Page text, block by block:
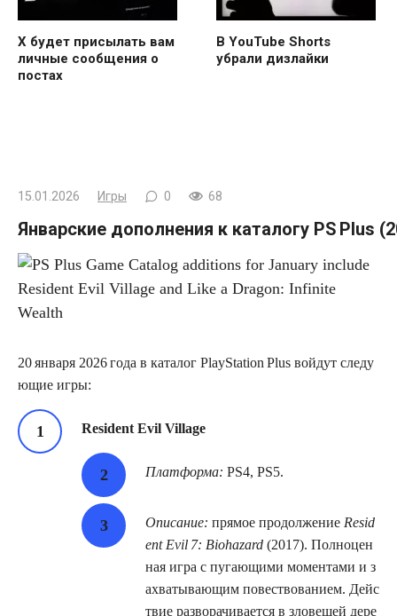
X будет присылать вам
личные сообщения о
постах
В YouTube Shorts
убрали дизлайки
15.01.2026 Игры 0 68
Январские дополнения к каталогу PS Plus
20 января 2026 года в каталог PlayStation Plus войдут следу
ющие игры:
Resident Evil Village
Платформа: PS4, PS5.
Описание: прямое продолжение Resid
ent Evil 7: Biohazard (2017). Полноцен
ная игра с пугающими моментами и з
ахватывающим повествованием. Дейс
твие разворачивается в зловещей дере